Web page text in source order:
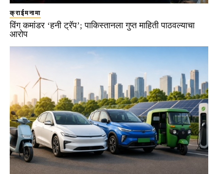
क्राईमनामा
विंग कमांडर ‘हनी ट्रॅप’; पाकिस्तानला गुप्त माहिती पाठवल्याचा
आरोप